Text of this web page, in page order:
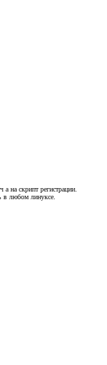
на скрипт регистрации.
в любом линуксе.